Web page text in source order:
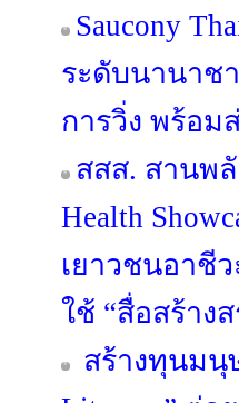
Saucony
ระดับนานาช
การวิ่ง พร้อม
สสส. สานพลั
Health
เยาวชนอาชี
ใช้ “สื่อสร้าง
สร้างทุนมนุ